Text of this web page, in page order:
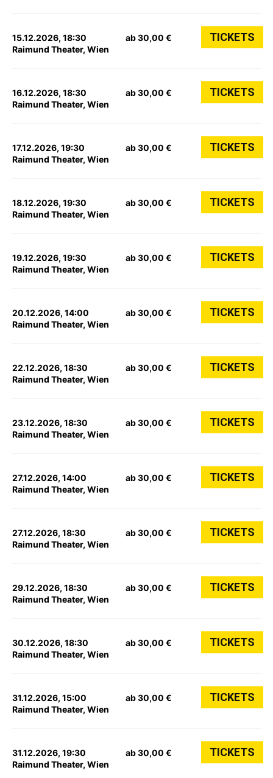
15.12.2026, 18:30
Raimund Theater, Wien
ab 30,00 € TICKETS
16.12.2026, 18:30
Raimund Theater, Wien
ab 30,00 € TICKETS
17.12.2026, 19:30
Raimund Theater, Wien
ab 30,00 € TICKETS
18.12.2026, 19:30
Raimund Theater, Wien
ab 30,00 € TICKETS
19.12.2026, 19:30
Raimund Theater, Wien
ab 30,00 € TICKETS
20.12.2026, 14:00
Raimund Theater, Wien
ab 30,00 € TICKETS
22.12.2026, 18:30
Raimund Theater, Wien
ab 30,00 € TICKETS
23.12.2026, 18:30
Raimund Theater, Wien
ab 30,00 € TICKETS
27.12.2026, 14:00
Raimund Theater, Wien
ab 30,00 € TICKETS
27.12.2026, 18:30
Raimund Theater, Wien
ab 30,00 € TICKETS
29.12.2026, 18:30
Raimund Theater, Wien
ab 30,00 € TICKETS
30.12.2026, 18:30
Raimund Theater, Wien
ab 30,00 € TICKETS
31.12.2026, 15:00
Raimund Theater, Wien
ab 30,00 € TICKETS
31.12.2026, 19:30
Raimund Theater, Wien
ab 30,00 € TICKETS